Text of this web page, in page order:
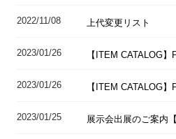
2022/11/08 上代変更リスト
2023/01/26 【ITEM CATALOG
2023/01/26 【ITEM CATALOG
2023/01/25 展示会出展のご案内